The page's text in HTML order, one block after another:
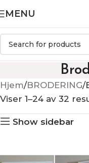
MENU
Hjem BRODERING
Viser 1–24 av 32
Show sidebar